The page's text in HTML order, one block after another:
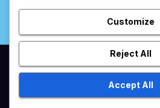
Proudly powered by WordPress|
HomeAnunciar / Assinaturas
Customize
Reject All
Accept All